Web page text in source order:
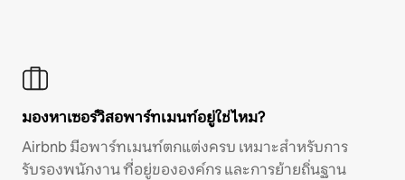
มองหาเซอร์วิสอพาร์ทเมนท์อยู่ใช่ไหม?
Airbnb มีอพาร์ทเมนท์ตกแต่งครบ เหมาะสำหรับการ
รับรองพนักงาน ที่อยู่ขององค์กร และการย้ายถิ่นฐาน